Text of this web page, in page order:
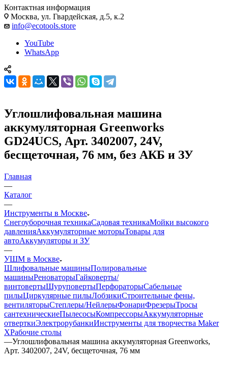
Контактная информация
Москва, ул. Гвардейская, д.5, к.2
info@ecotools.store
YouTube
WhatsApp
Углошлифовальная машина
аккумуляторная Greenworks
GD24UCS, Арт. 3402007, 24V,
бесщеточная, 76 мм, без АКБ и ЗУ
Главная
—
Каталог
—
Инструменты в Москве
Снегоуборочная техникаСадовая техникаМойки высокого
давленияАккумуляторные моторыТовары для
автоАккумуляторы и ЗУ
—
УШМ в Москве
Шлифовальные машиныПолировальные
машиныРеноваторыГайковерты/
винтовертыШуруповертыПерфораторыСабельные
пилыЦиркулярные пилыЛобзикиСтроительные фены,
вентиляторыСтеплеры/НейлерыФонариФрезерыТросы
сантехническиеПылесосыКомпрессорыАккумуляторные
отверткиЭлектрорубанкиИнструменты для творчества Maker
XРабочие столы
—Углошлифовальная машина аккумуляторная Greenworks,
Арт. 3402007, 24V, бесщеточная, 76 мм